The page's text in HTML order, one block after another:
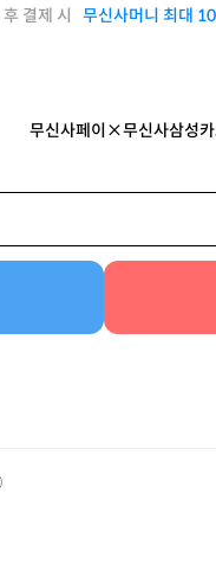
결제 시 무신사머니 최대
무신사페이×무신사삼성